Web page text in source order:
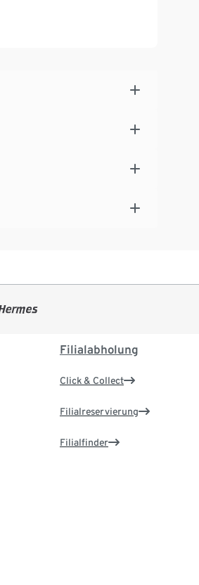
Filialabholung
Click & Collect
Filialreservierung
Filialfinder